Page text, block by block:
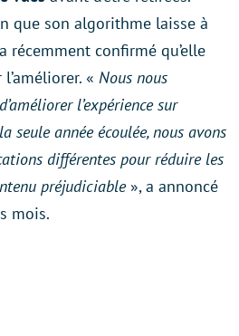
que son algorithme laisse à
récemment confirmé qu’elle
« Nous nous
l’expérience sur
seule année écoulée, nous avons
différentes pour réduire les
préjudiciable», a annoncé
mois.